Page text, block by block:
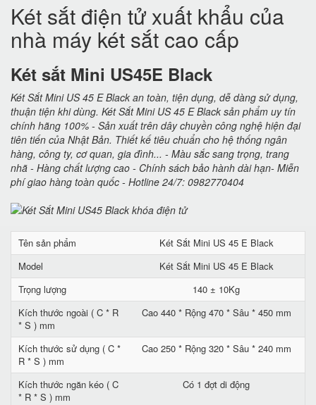
Két sắt điện tử xuất khẩu của
nhà máy két sắt cao cấp
Két sắt Mini US45E Black
Két Sắt Mini US 45 E Black an toàn, tiện dụng, dễ dàng sử dụng,
thuận tiện khi dùng. Két Sắt Mini US 45 E Black sản phẩm uy tín
chính hãng 100% - Sản xuất trên dây chuyền công nghệ hiện đại
tiên tiến của Nhật Bản. Thiết kế tiêu chuẩn cho hệ thống ngân
hàng, công ty, cơ quan, gia đình... - Màu sắc sang trọng, trang
nhã - Hàng chất lượng cao - Chính sách bảo hành dài hạn- Miễn
phí giao hàng toàn quốc - Hotline 24/7: 0982770404
Tên sản phẩm
Két Sắt Mini US 45 E Black
Model
Két Sắt Mini US 45 E Black
Trọng lượng
140 ± 10Kg
Kích thước ngoài ( C * R
* S ) mm
Cao 440 * Rộng 470 * Sâu * 450 mm
Kích thước sử dụng ( C *
R * S ) mm
Cao 250 * Rộng 320 * Sâu * 240 mm
Kích thước ngăn kéo ( C
* R * S ) mm
Có 1 đợt di động